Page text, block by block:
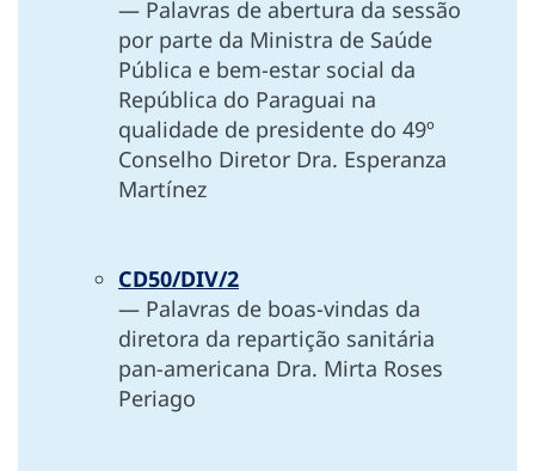
— Palavras de abertura da sessão
por parte da Ministra de Saúde
Pública e bem-estar social da
República do Paraguai na
qualidade de presidente do 49º
Conselho Diretor Dra. Esperanza
Martínez
CD50/DIV/2
— Palavras de boas-vindas da
diretora da repartição sanitária
pan-americana Dra. Mirta Roses
Periago